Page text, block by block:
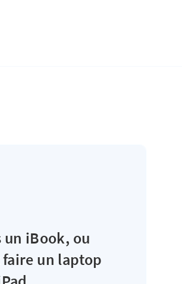
un iBook, ou
un laptop